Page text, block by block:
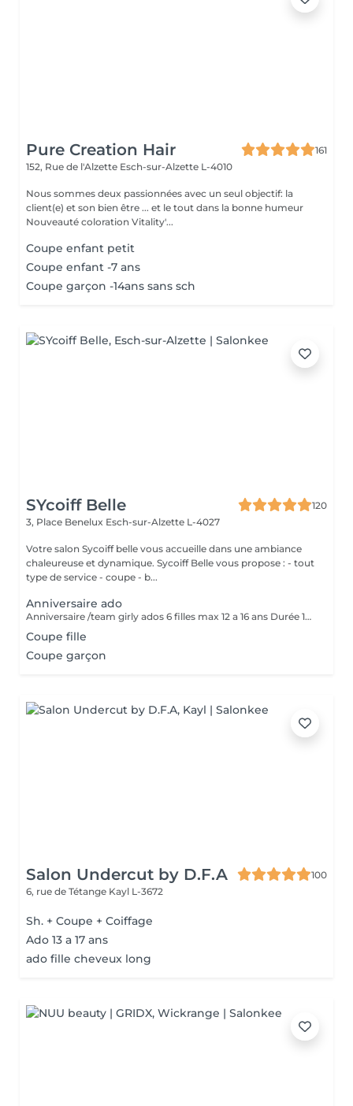
Pure Creation Hair
161
152, Rue de l'Alzette Esch-sur-Alzette L-4010
Nous sommes deux passionnées avec un seul objectif: la
client(e) et son bien être ... et le tout dans la bonne humeur
Nouveauté coloration Vitality'...
Coupe enfant petit
Coupe enfant -7 ans
Coupe garçon -14ans sans sch
SYcoiff Belle
120
3, Place Benelux Esch-sur-Alzette L-4027
Votre salon Sycoiff belle vous accueille dans une ambiance
chaleureuse et dynamique. Sycoiff Belle vous propose : - tout
type de service - coupe - b...
Anniversaire ado
Anniversaire /team girly ados 6 filles max 12 a 16 ans Durée 1h30 Prix pour le groupe 229 euros coiffage brushing plus travaillé vernis à ongle ambiance girly musique et wifi Option sont un plus pour ajouter des paillettes et du fun
Coupe fille
Coupe garçon
Salon Undercut by D.F.A
100
6, rue de Tétange Kayl L-3672
Sh. + Coupe + Coiffage
Ado 13 a 17 ans
ado fille cheveux long